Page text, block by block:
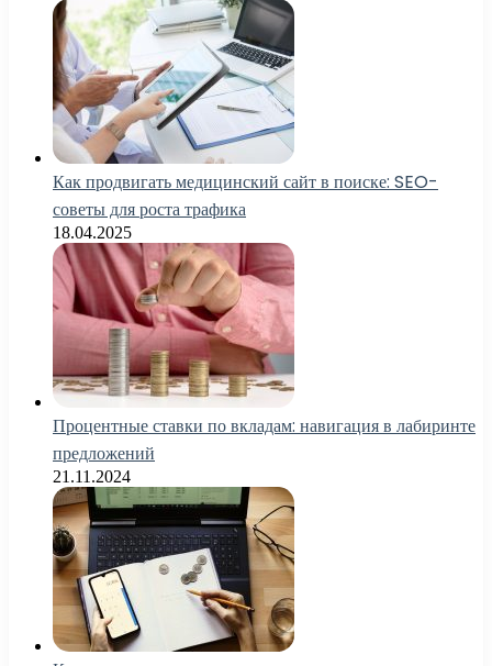
Как продвигать медицинский сайт в поиске: SEO-
советы для роста трафика
18.04.2025
Процентные ставки по вкладам: навигация в лабиринте
предложений
21.11.2024